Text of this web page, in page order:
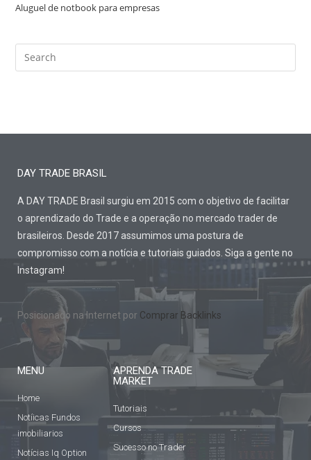
Aluguel de notbook para empresas
DAY TRADE BRASIL
A DAY TRADE Brasil surgiu em 2015 com o objetivo de facilitar
o aprendizado do Trade e a operação no mercado trader de
brasileiros. Desde 2017 assumimos uma postura de
compromisso com a notícia e tutoriais guiados. Siga a gente no
Instagram!
Posicionado na Internet por Comprar Backlinks
MENU
Home
Notíicas Fundos
imobiliarios
Notícias Iq Option
APRENDA TRADE
MARKET
Tutoriais
Cursos
Sucesso no Trader